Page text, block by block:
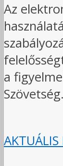
Az
a
AKTUÁLIS